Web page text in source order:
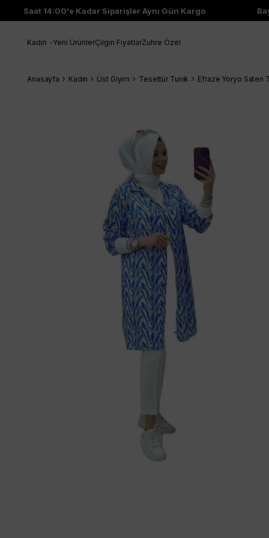
Saat 14:00'e Kadar Siparişler Aynı Gün Kargo
Kadın Yeni ÜrünlerÇılgın FiyatlarZuhre Özel
Anasayfa Kadın Üst Giyim Tesettür Tunik Efraze Yoryo Saten